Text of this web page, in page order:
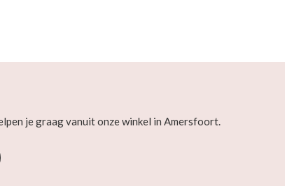
je graag vanuit onze winkel in Amersfoort.